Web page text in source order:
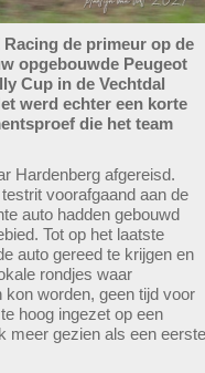
de primeur op de
opgebouwde Peugeot
Cup in de Vechtdal
werd echter een korte
die het team
Hardenberg afgereisd.
voorafgaand aan de
auto hadden gebouwd
Tot op het laatste
auto gereed te krijgen en
rondjes waar
worden, geen tijd voor
hoog ingezet op een
meer gezien als een eerste